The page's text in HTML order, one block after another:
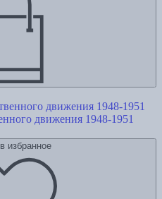
движения 1948-1951
избранное